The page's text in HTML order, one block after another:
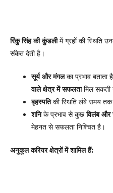
रिंकु सिंह की कुंडलीमें ग्रहों की स्थिति
संकेत देती है।
सूर्य और मंगलका प्रभाव बताता
वाले क्षेत्र में सफलतामिल सकती
बृहस्पतिकी स्थिति लंबे समय
शनिके प्रभाव से कुछविलंब और
मेहनत से सफलता निश्चित है।
अनुकूल करियर क्षेत्रों में शामिल हैं: